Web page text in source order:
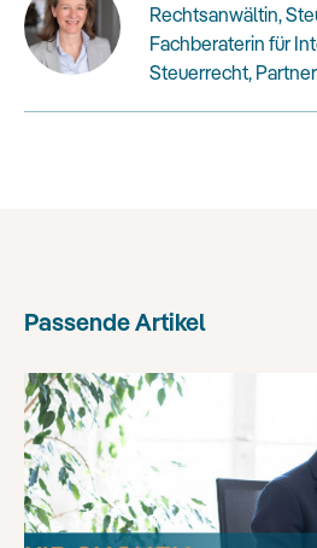
Rechtsanwältin,
Fachberaterin für
Steuerrecht, Partner
Passende Artikel